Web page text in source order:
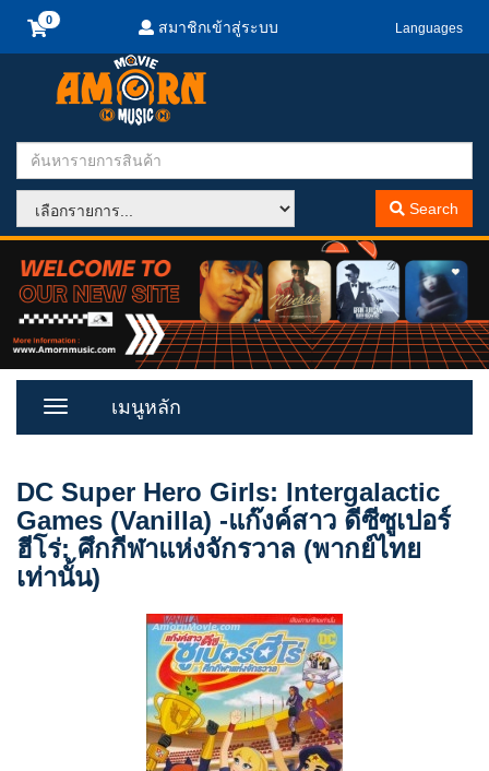
สมาชิกเข้าสู่ระบบ Languages
Search
Toggle
เมนูหลัก
DC Super Hero Girls: Intergalactic
Games (Vanilla) -แก๊งค์สาว ดีซีซูเปอร์
ฮีโร่: ศึกกีฬาแห่งจักรวาล (พากย์ไทย
เท่านั้น)